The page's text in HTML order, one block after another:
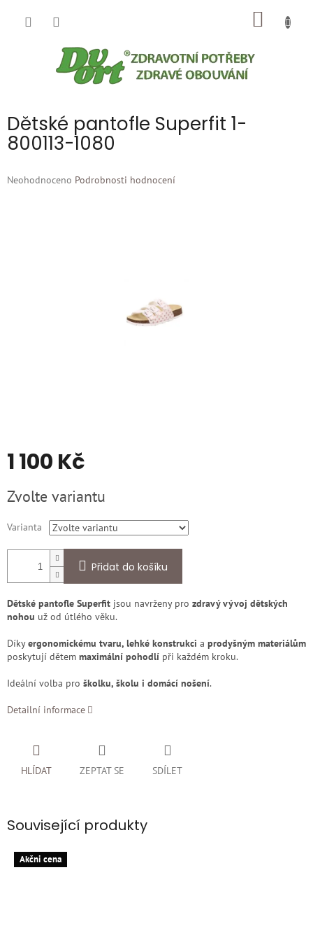
Dětské pantofle Superfit 1-
800113-1080
Průměrné
Neohodnoceno Podrobnosti hodnocení
1 100 Kč
cena:
Zvolte variantu
Varianta
Přidat do košíku
Dětské pantofle Superfit jsou navrženy pro zdravý vývoj dětských
nohou už od útlého věku.
Díkyergonomickému tvaru, lehké konstrukci a prodyšným materiálům
poskytují dětem maximální pohodlí při každém kroku.
Ideální volba pro školku, školu i domácí nošení.
Detailní informace
ZEPTAT SE
HLÍDAT SDÍLET
Související produkty
Akčni cena